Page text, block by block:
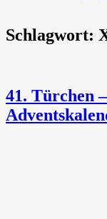
Schlagwort:
41. Türchen